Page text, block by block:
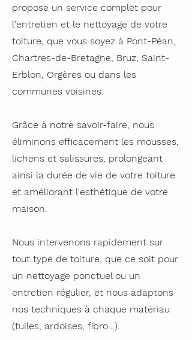
propose un service complet pour
l'entretien et le nettoyage de votre
toiture, que vous soyez à Pont-Péan,
Chartres-de-Bretagne, Bruz, Saint-
Erblon, Orgères ou dans les
communes voisines.
Grâce à notre savoir-faire, nous
éliminons efficacement les mousses,
lichens et salissures, prolongeant
ainsi la durée de vie de votre toiture
et améliorant l'esthétique de votre
maison.
Nous intervenons rapidement sur
tout type de toiture, que ce soit pour
un nettoyage ponctuel ou un
entretien régulier, et nous adaptons
nos techniques à chaque matériau
(tuiles, ardoises, fibro…).